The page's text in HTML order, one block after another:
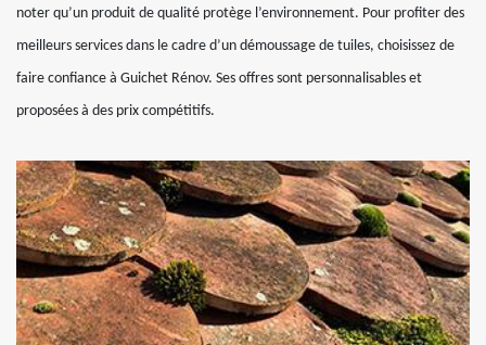
noter qu’un produit de qualité protège l’environnement. Pour profiter des
meilleurs services dans le cadre d’un démoussage de tuiles, choisissez de
faire confiance à Guichet Rénov. Ses offres sont personnalisables et
proposées à des prix compétitifs.